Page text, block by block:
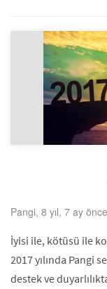
Pangi, 8 yıl, 7 ay önce
İyisi ile, kötüsü ile
2017 yılında Pangi
destek ve